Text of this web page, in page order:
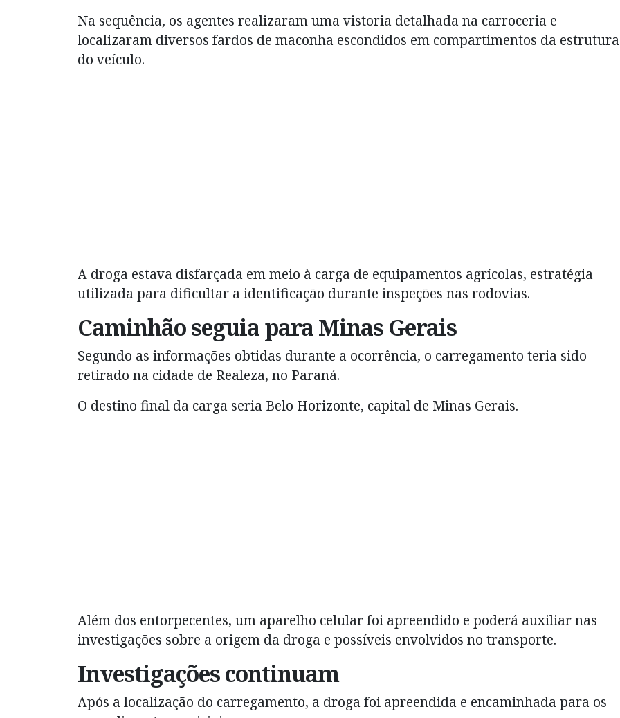
Na sequência, os agentes realizaram uma vistoria detalhada na carroceria e
localizaram diversos fardos de maconha escondidos em compartimentos da estrutura
do veículo.
A droga estava disfarçada em meio à carga de equipamentos agrícolas, estratégia
utilizada para dificultar a identificação durante inspeções nas rodovias.
Caminhão seguia para Minas Gerais
Segundo as informações obtidas durante a ocorrência, o carregamento teria sido
retirado na cidade de Realeza, no Paraná.
O destino final da carga seria Belo Horizonte, capital de Minas Gerais.
Além dos entorpecentes, um aparelho celular foi apreendido e poderá auxiliar nas
investigações sobre a origem da droga e possíveis envolvidos no transporte.
Investigações continuam
Após a localização do carregamento, a droga foi apreendida e encaminhada para os